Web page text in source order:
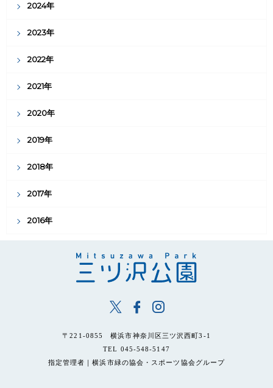
2024年
2023年
2022年
2021年
2020年
2019年
2018年
2017年
2016年
〒221-0855 横浜市神奈川区三ツ沢西町3-1
TEL 045-548-5147
指定管理者｜横浜市緑の協会・スポーツ協会グループ